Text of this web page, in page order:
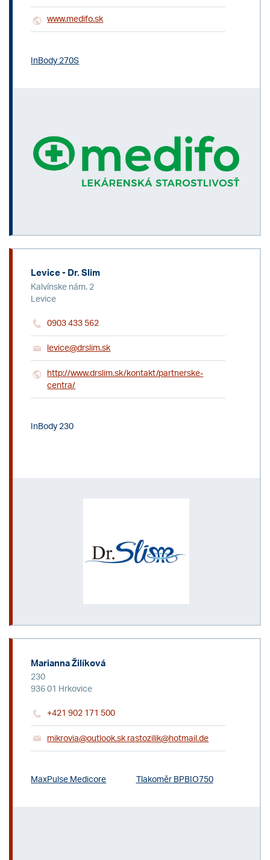
www.medifo.sk
InBody 270S
Levice - Dr. Slim
Kalvínske nám. 2
Levice
0903 433 562
levice@drslim.sk
http://www.drslim.sk/kontakt/partnerske-
centra/
InBody 230
Marianna Žilíková
230
936 01 Hrkovice
+421 902 171 500
mikrovia@outlook.sk rastozilik@hotmail.de
MaxPulse Medicore Tlakoměr BPBIO750